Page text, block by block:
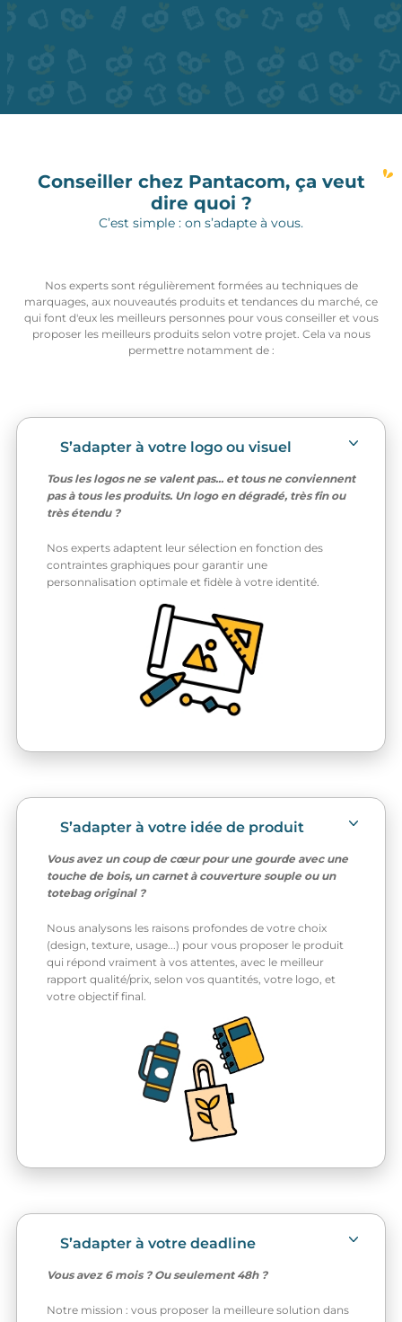
Conseiller chez Pantacom, ça veut
dire quoi ?
C’est simple : on s’adapte à vous.
Nos experts sont régulièrement formées au techniques de
marquages, aux nouveautés produits et tendances du marché, ce
qui font d'eux les meilleurs personnes pour vous conseiller et vous
proposer les meilleurs produits selon votre projet. Cela va nous
permettre notamment de :
S’adapter à votre logo ou visuel
Tous les logos ne se valent pas... et tous ne conviennent
pas à tous les produits. Un logo en dégradé, très fin ou
très étendu ?
Nos experts adaptent leur sélection en fonction des
contraintes graphiques pour garantir une
personnalisation optimale et fidèle à votre identité.
S’adapter à votre idée de produit
Vous avez un coup de cœur pour une gourde avec une
touche de bois, un carnet à couverture souple ou un
totebag original ?
Nous analysons les raisons profondes de votre choix
(design, texture, usage...) pour vous proposer le produit
qui répond vraiment à vos attentes, avec le meilleur
rapport qualité/prix, selon vos quantités, votre logo, et
votre objectif final.
S’adapter à votre deadline
Vous avez 6 mois ? Ou seulement 48h ?
Notre mission : vous proposer la meilleure solution dans